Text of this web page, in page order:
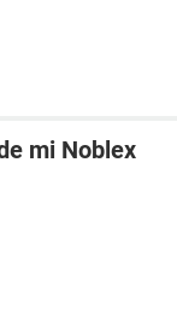
mi Noblex